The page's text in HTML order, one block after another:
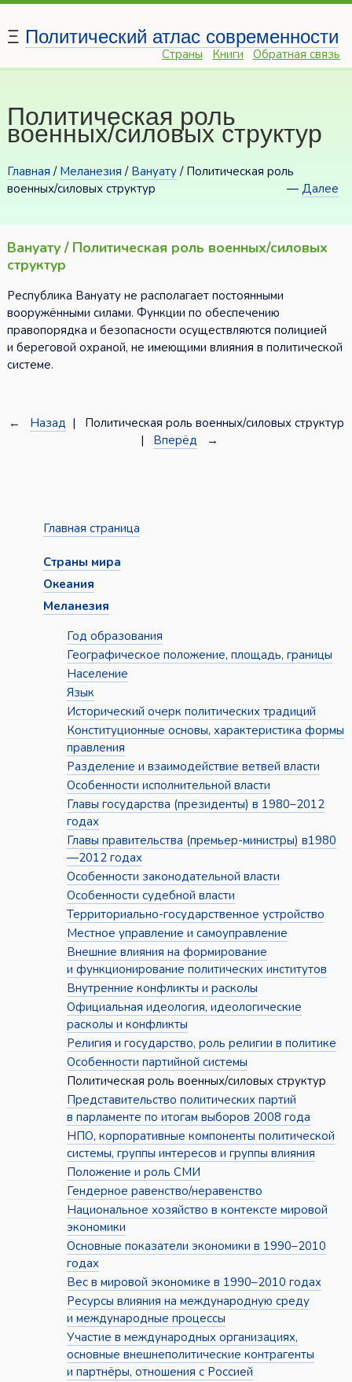
Ξ Политический атлас современности
Страны Книги Обратная связь
Политическая роль
военных/силовых структур
Главная / Меланезия / Вануату/ Политическая роль
военных/силовых структур
—Далее
Вануату / Политическая роль военных/силовых
структур
Республика Вануату не располагает постоянными
вооружёнными силами. Функции по обеспечению
правопорядка и безопасности осуществляются полицией
и береговой охраной, не имеющими влияния в политической
системе.
← Назад | Политическая роль военных/силовых структур
| Вперёд →
Главная страница
Страны мира
Океания
Меланезия
Год образования
Географическое положение, площадь, границы
Население
Язык
Исторический очерк политических традиций
Конституционные основы, характеристика формы
правления
Разделение и взаимодействие ветвей власти
Особенности исполнительной власти
Главы государства (президенты) в 1980–2012
годах
Главы правительства (премьер-министры) в1980
—2012 годах
Особенности законодательной власти
Особенности судебной власти
Территориально-государственное устройство
Местное управление и самоуправление
Внешние влияния на формирование
и функционирование политических институтов
Внутренние конфликты и расколы
Официальная идеология, идеологические
расколы и конфликты
Религия и государство, роль религии в политике
Особенности партийной системы
Политическая роль военных/силовых структур
Представительство политических партий
в парламенте по итогам выборов 2008 года
НПО, корпоративные компоненты политической
системы, группы интересов и группы влияния
Положение и роль СМИ
Гендерное равенство/неравенство
Национальное хозяйство в контексте мировой
экономики
Основные показатели экономики в 1990–2010
годах
Вес в мировой экономике в 1990–2010 годах
Ресурсы влияния на международную среду
и международные процессы
Участие в международных организациях,
основные внешнеполитические контрагенты
и партнёры, отношения с Россией